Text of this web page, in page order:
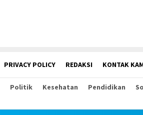
PRIVACY POLICY REDAKSI KONTAK
Politik Kesehatan Pendidikan